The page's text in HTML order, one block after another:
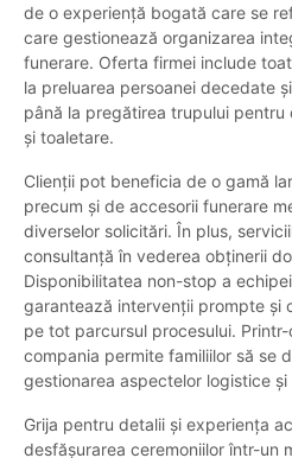
de o experiență bogată care se
care gestionează organizarea
funerare. Oferta firmei include
la preluarea persoanei decedate
până la pregătirea trupului pentru
și toaletare.
Clienții pot beneficia de o gamă
precum și de accesorii funerare
diverselor solicitări. În plus,
consultanță în vederea obținerii
Disponibilitatea non-stop a
garantează intervenții prompte și
pe tot parcursul procesului.
compania permite familiilor să se
gestionarea aspectelor logistice
Grija pentru detalii și experiența
desfășurarea ceremoniilor într-un